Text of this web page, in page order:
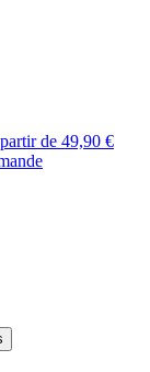
de 49,90 €